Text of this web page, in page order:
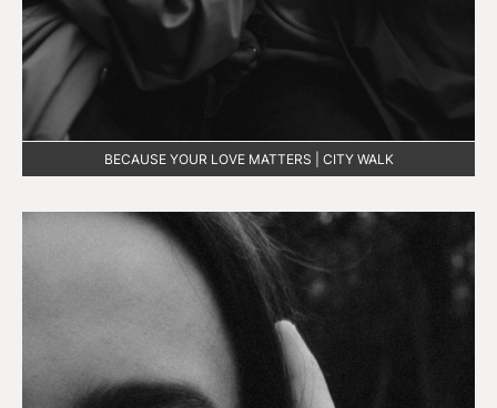
BECAUSE YOUR LOVE MATTERS | CITY WALK